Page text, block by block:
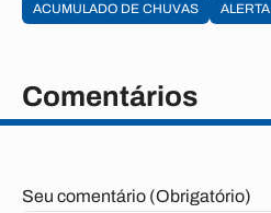
ACUMULADO DE CHUVAS ALERTA
Comentários
Seu comentário (Obrigatório)